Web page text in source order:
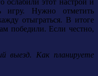
ослабили этот настрой и
игру. Нужно отметить
отыграться. В итоге
победили. Если честно,
выезд. Как планируете